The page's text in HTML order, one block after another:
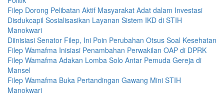
Filep Dorong Pelibatan Aktif Masyarakat Adat dalam Investasi
Disdukcapil Sosialisasikan Layanan Sistem IKD di STIH
Manokwari
Diinisiasi Senator Filep, Ini Poin Perubahan Otsus Soal Kesehatan
Filep Wamafma Inisiasi Penambahan Perwakilan OAP di DPRK
Filep Wamafma Adakan Lomba Solo Antar Pemuda Gereja di
Mansel
Filep Wamafma Buka Pertandingan Gawang Mini STIH
Manokwari